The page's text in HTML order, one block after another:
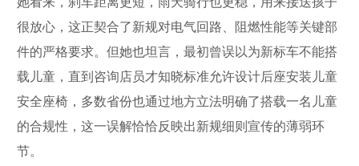
很放心，这正契合了新规对电气回路、阻燃性能等关键部
件的严格要求。但她也坦言，最初曾误以为新标车不能搭
载儿童，直到咨询店员才知晓标准允许设计后座安装儿童
安全座椅，多数省份也通过地方立法明确了搭载一名儿童
的合规性，这一误解恰恰反映出新规细则宣传的薄弱环
节。